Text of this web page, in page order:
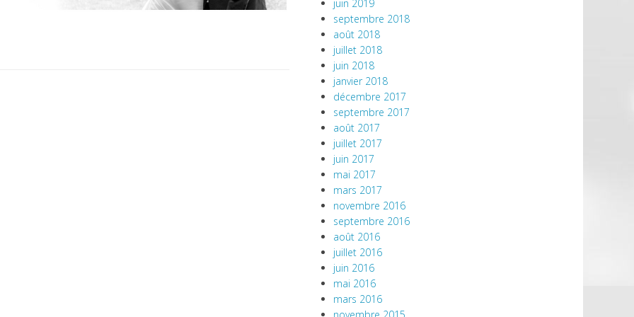
juin 2019
septembre 2018
août 2018
juillet 2018
juin 2018
janvier 2018
décembre 2017
septembre 2017
août 2017
juillet 2017
juin 2017
mai 2017
mars 2017
novembre 2016
septembre 2016
août 2016
juillet 2016
juin 2016
mai 2016
mars 2016